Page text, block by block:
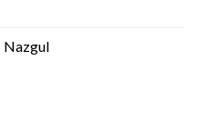
Nazgul